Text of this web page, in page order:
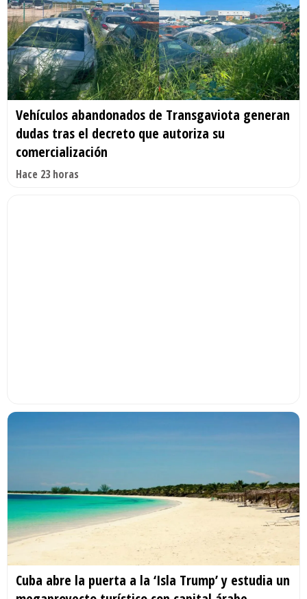
Vehículos abandonados de Transgaviota generan
dudas tras el decreto que autoriza su
comercialización
Hace 23 horas
Cuba abre la puerta a la ‘Isla Trump’ y estudia un